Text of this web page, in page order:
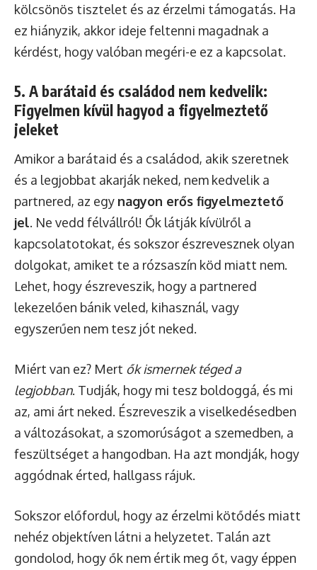
kölcsönös tisztelet és az érzelmi támogatás. Ha
ez hiányzik, akkor ideje feltenni magadnak a
kérdést, hogy valóban megéri-e ez a kapcsolat.
5. A barátaid és családod nem kedvelik:
Figyelmen kívül hagyod a figyelmeztető
jeleket
Amikor a barátaid és a családod, akik szeretnek
és a legjobbat akarják neked, nem kedvelik a
partnered, az egy nagyon erős figyelmeztető
jel. Ne vedd félvállról! Ők látják kívülről a
kapcsolatotokat, és sokszor észrevesznek olyan
dolgokat, amiket te a rózsaszín köd miatt nem.
Lehet, hogy észreveszik, hogy a partnered
lekezelően bánik veled, kihasznál, vagy
egyszerűen nem tesz jót neked.
Miért van ez? Mert ők ismernek téged a
legjobban. Tudják, hogy mi tesz boldoggá, és mi
az, ami árt neked. Észreveszik a viselkedésedben
a változásokat, a szomorúságot a szemedben, a
feszültséget a hangodban. Ha azt mondják, hogy
aggódnak érted, hallgass rájuk.
Sokszor előfordul, hogy az érzelmi kötődés miatt
nehéz objektíven látni a helyzetet. Talán azt
gondolod, hogy ők nem értik meg őt, vagy éppen